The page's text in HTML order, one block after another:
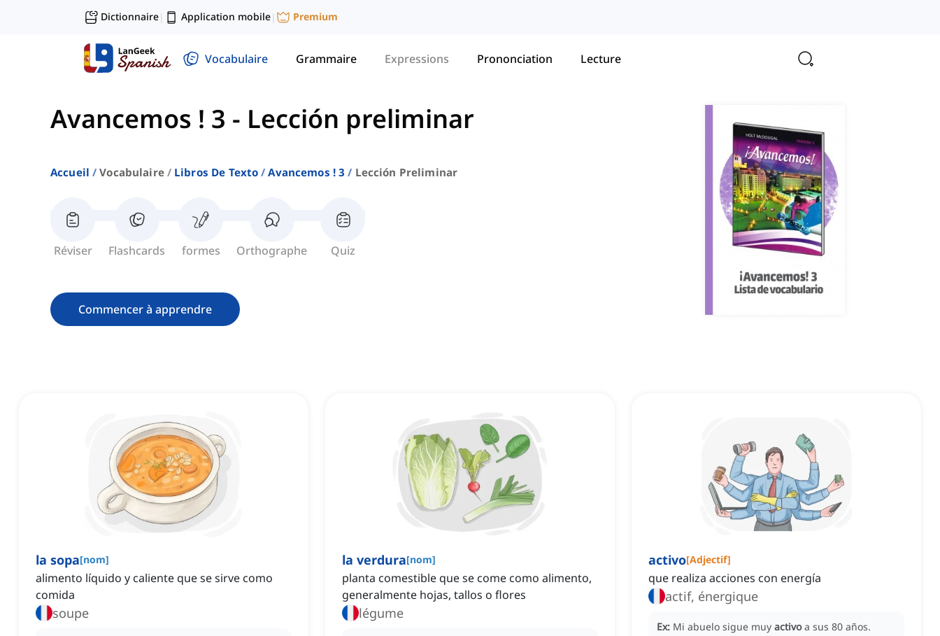
Dictionnaire| Application mobile| Premium
Vocabulaire Grammaire Expressions Prononciation Lecture
Avancemos ! 3 - Lección preliminar
Accueil Vocabulaire Libros De Texto Avancemos ! 3 Lección Preliminar
Réviser Flashcards formes Orthographe Quiz
Commencer à apprendre
la sopa[nom]
alimento líquido y caliente que se sirve como
comida
soupe
la verdura[nom]
planta comestible que se come como alimento,
generalmente hojas, tallos o flores
légume
activo[Adjectif]
que realiza acciones con energía
actif, énergique
Ex: Mi abuelo sigue muy activo a sus 80 años.